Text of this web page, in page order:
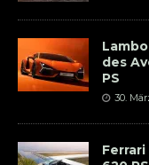
des
PS
30.